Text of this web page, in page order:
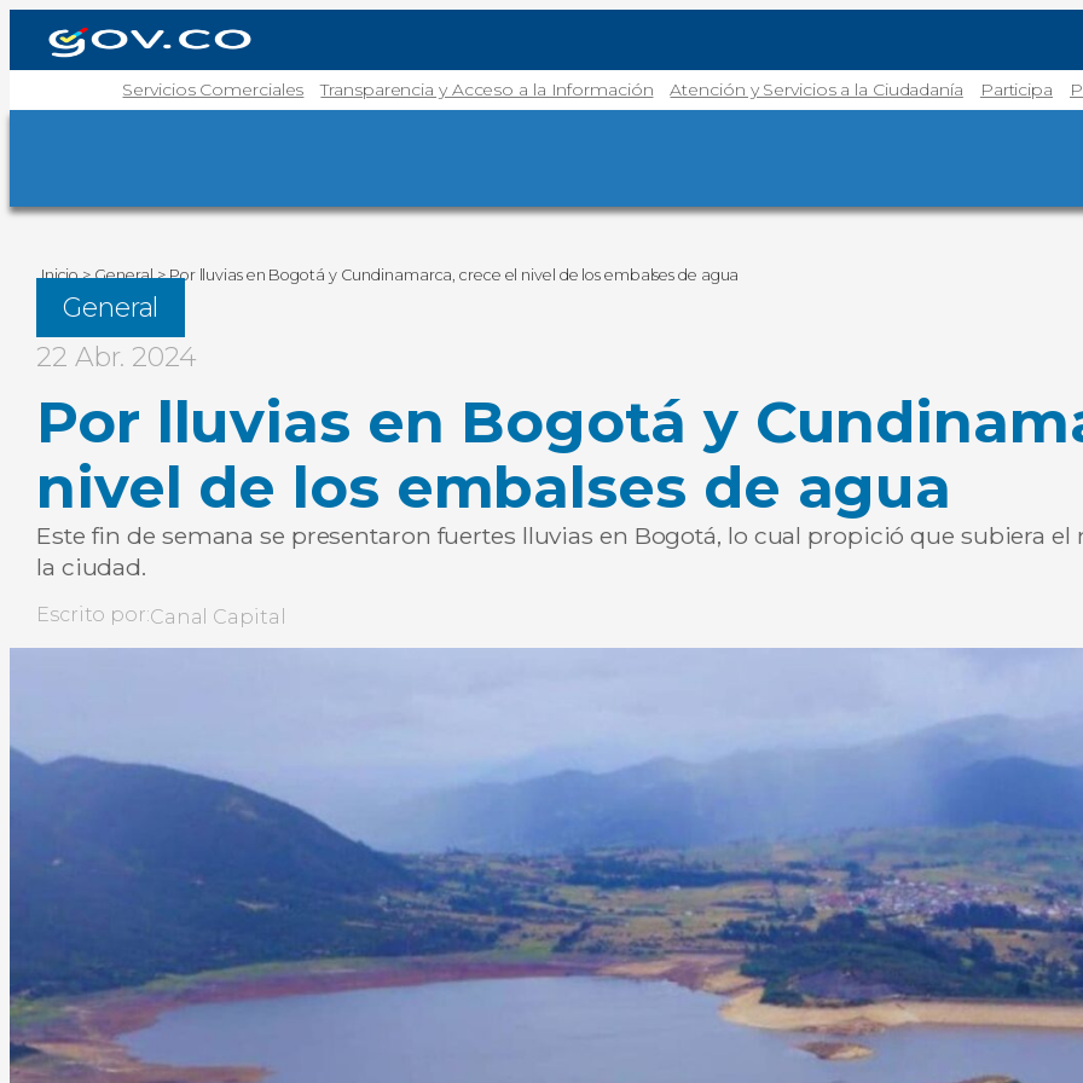
Servicios Comerciales Transparencia y Acceso a la Información Atención y Servicios a la Ciudadanía Participa
Inicio>General>Por lluvias en Bogotá y Cundinamarca, crece el nivel de los embalses de agua
General
22 Abr. 2024
Por lluvias en Bogotá y
nivel de los embalses de agua
Este fin de semana se presentaron fuertes lluvias en Bogotá, lo cual propició que subiera
la ciudad.
Escrito por:Canal Capital